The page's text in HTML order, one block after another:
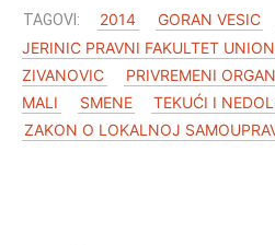
2014 GORAN VESIC
JERINIC PRAVNI FAKULTET UNION
ZIVANOVIC
PRIVREMENI
MALI
SMENE
TEKUĆI I
ZAKON O LOKALNOJ